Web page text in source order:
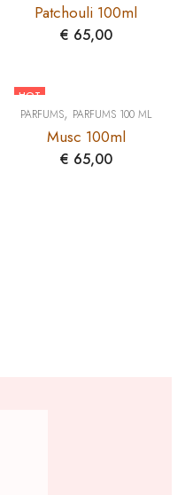
Patchouli 100ml
€ 65,00
HOT
PARFUMS, PARFUMS 100 ML
Musc 100ml
€ 65,00